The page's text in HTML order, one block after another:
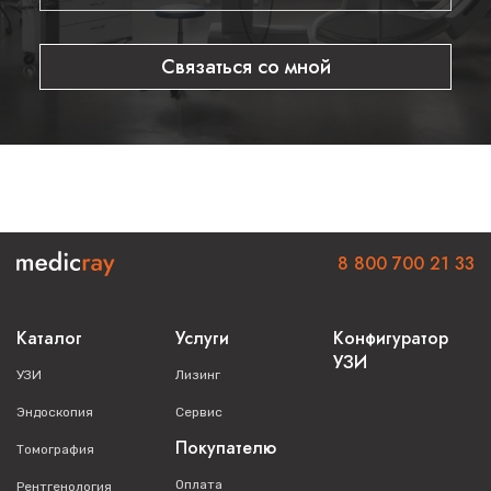
заключаете договор лизинга
Лизинговая компания приобретает оборудование и
передает вам в лизинг
Звоните по телефону8 800 700 21 33уже сейчас, чтобы
получить выгодную цену и лучшие условия финансирования.
Потом будет дороже! Оставьте заявку на коммерческое
Связаться со мной
Каталог
УЗИ
Эндоскопия
Томография
Рентгенология
Услуги
Лизинг
Сервис
Покупателю
Оплата
Конфигуратор
УЗИ
8 800 700 21 33